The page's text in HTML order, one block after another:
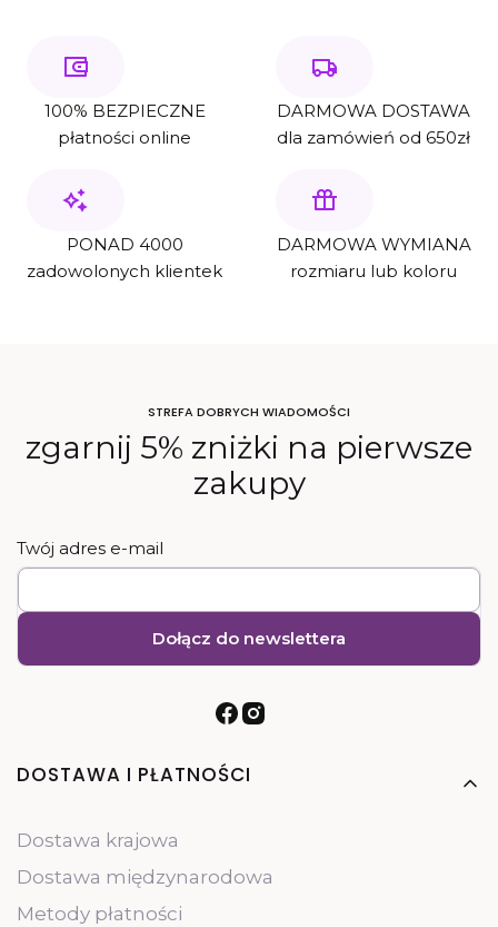
100% BEZPIECZNE
płatności online
DARMOWA DOSTAWA
dla zamówień od 650zł
PONAD 4000
zadowolonych klientek
DARMOWA WYMIANA
rozmiaru lub koloru
STREFA DOBRYCH WIADOMOŚCI
zgarnij 5% zniżki na pierwsze
zakupy
Twój adres e-mail
Dołącz do newslettera
Linki w stopce
DOSTAWA I PŁATNOŚCI
Dostawa krajowa
Dostawa międzynarodowa
Metody płatności